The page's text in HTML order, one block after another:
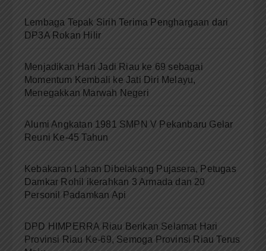
Lembaga Tepak Sirih Terima Penghargaan dari
DP3A Rokan Hilir
Menjadikan Hari Jadi Riau ke 69 sebagai
Momentum Kembali ke Jati Diri Melayu,
Menegakkan Marwah Negeri
Alumi Angkatan 1981 SMPN V Pekanbaru Gelar
Reuni Ke-45 Tahun
Kebakaran Lahan Dibelakang Pujasera, Petugas
Damkar Rohil ikerahkan 3 Armada dan 20
Personil Padamkan Api
DPD HIMPERRA Riau Berikan Selamat Hari
Provinsi Riau Ke-69, Semoga Provinsi Riau Terus